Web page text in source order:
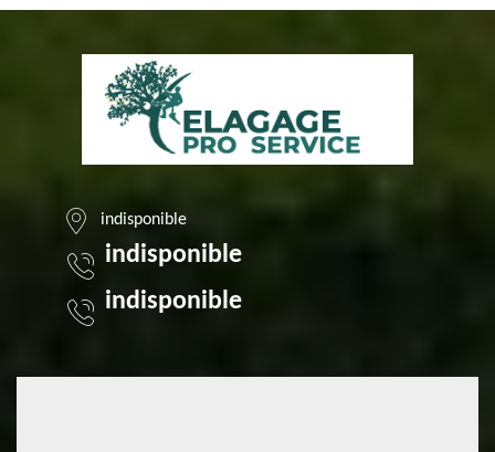
indisponible
indisponible
indisponible